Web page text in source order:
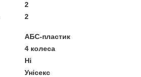
2
2
АБС-пластик
4 колеса
Ні
Унісекс